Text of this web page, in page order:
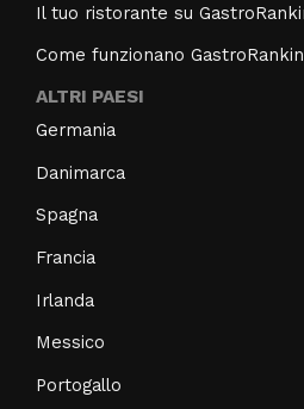
Il tuo ristorante su
Come funzionano
ALTRI PAESI
Germania
Danimarca
Spagna
Francia
Irlanda
Messico
Portogallo